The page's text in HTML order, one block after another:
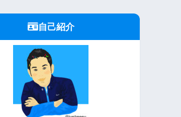
自己紹介